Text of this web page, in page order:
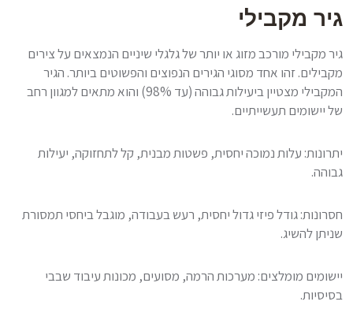
גיר מקבילי
גיר מקבילי מורכב מזוג או יותר של גלגלי שיניים הנמצאים על צירים
מקבילים. זהו אחד מסוגי הגירים הנפוצים והפשוטים ביותר. הגיר
המקבילי מצטיין ביעילות גבוהה (עד 98%) והוא מתאים למגוון רחב
של יישומים תעשייתיים.
יתרונות: עלות נמוכה יחסית, פשטות מבנית, קל לתחזוקה, יעילות
גבוהה.
חסרונות: גודל פיזי גדול יחסית, רעש בעבודה, מוגבל ביחסי תמסורת
שניתן להשיג.
יישומים מומלצים: מערכות הרמה, מסועים, מכונות עיבוד שבבי
בסיסיות.